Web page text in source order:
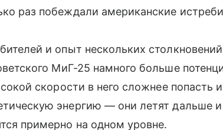
раз побеждали американские
и опыт нескольких
МиГ-25 намного больше
скорости в него сложнее попасть и
энергию — они летят дальше и
примерно на одном уровне.